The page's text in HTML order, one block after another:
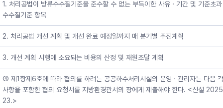
1. 처리공법이 방류수수질기준을 준수할 수 없는 부득이한 사유ㆍ기간 및 기준초
수수질기준 항목
2. 처리공법 개선 계획 및 개선 완료 예정일까지 매 분기별 추진계획
3. 개선 계획 시행에 소요되는 비용의 산정 및 재원조달 계획
④ 제1항제6호에 따라 협의를 하려는 공공하수처리시설의 운영ㆍ관리자는 다음
사항을 포함한 협의 요청서를 지방환경관서의 장에게 제출해야 한다. <신설
23.>